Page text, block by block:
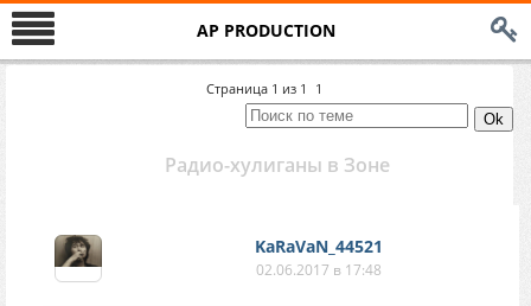
AP PRODUCTION
Страница 1 из 1 1
Радио-хулиганы в Зоне
KaRaVaN_44521
02.06.2017 в 17:48